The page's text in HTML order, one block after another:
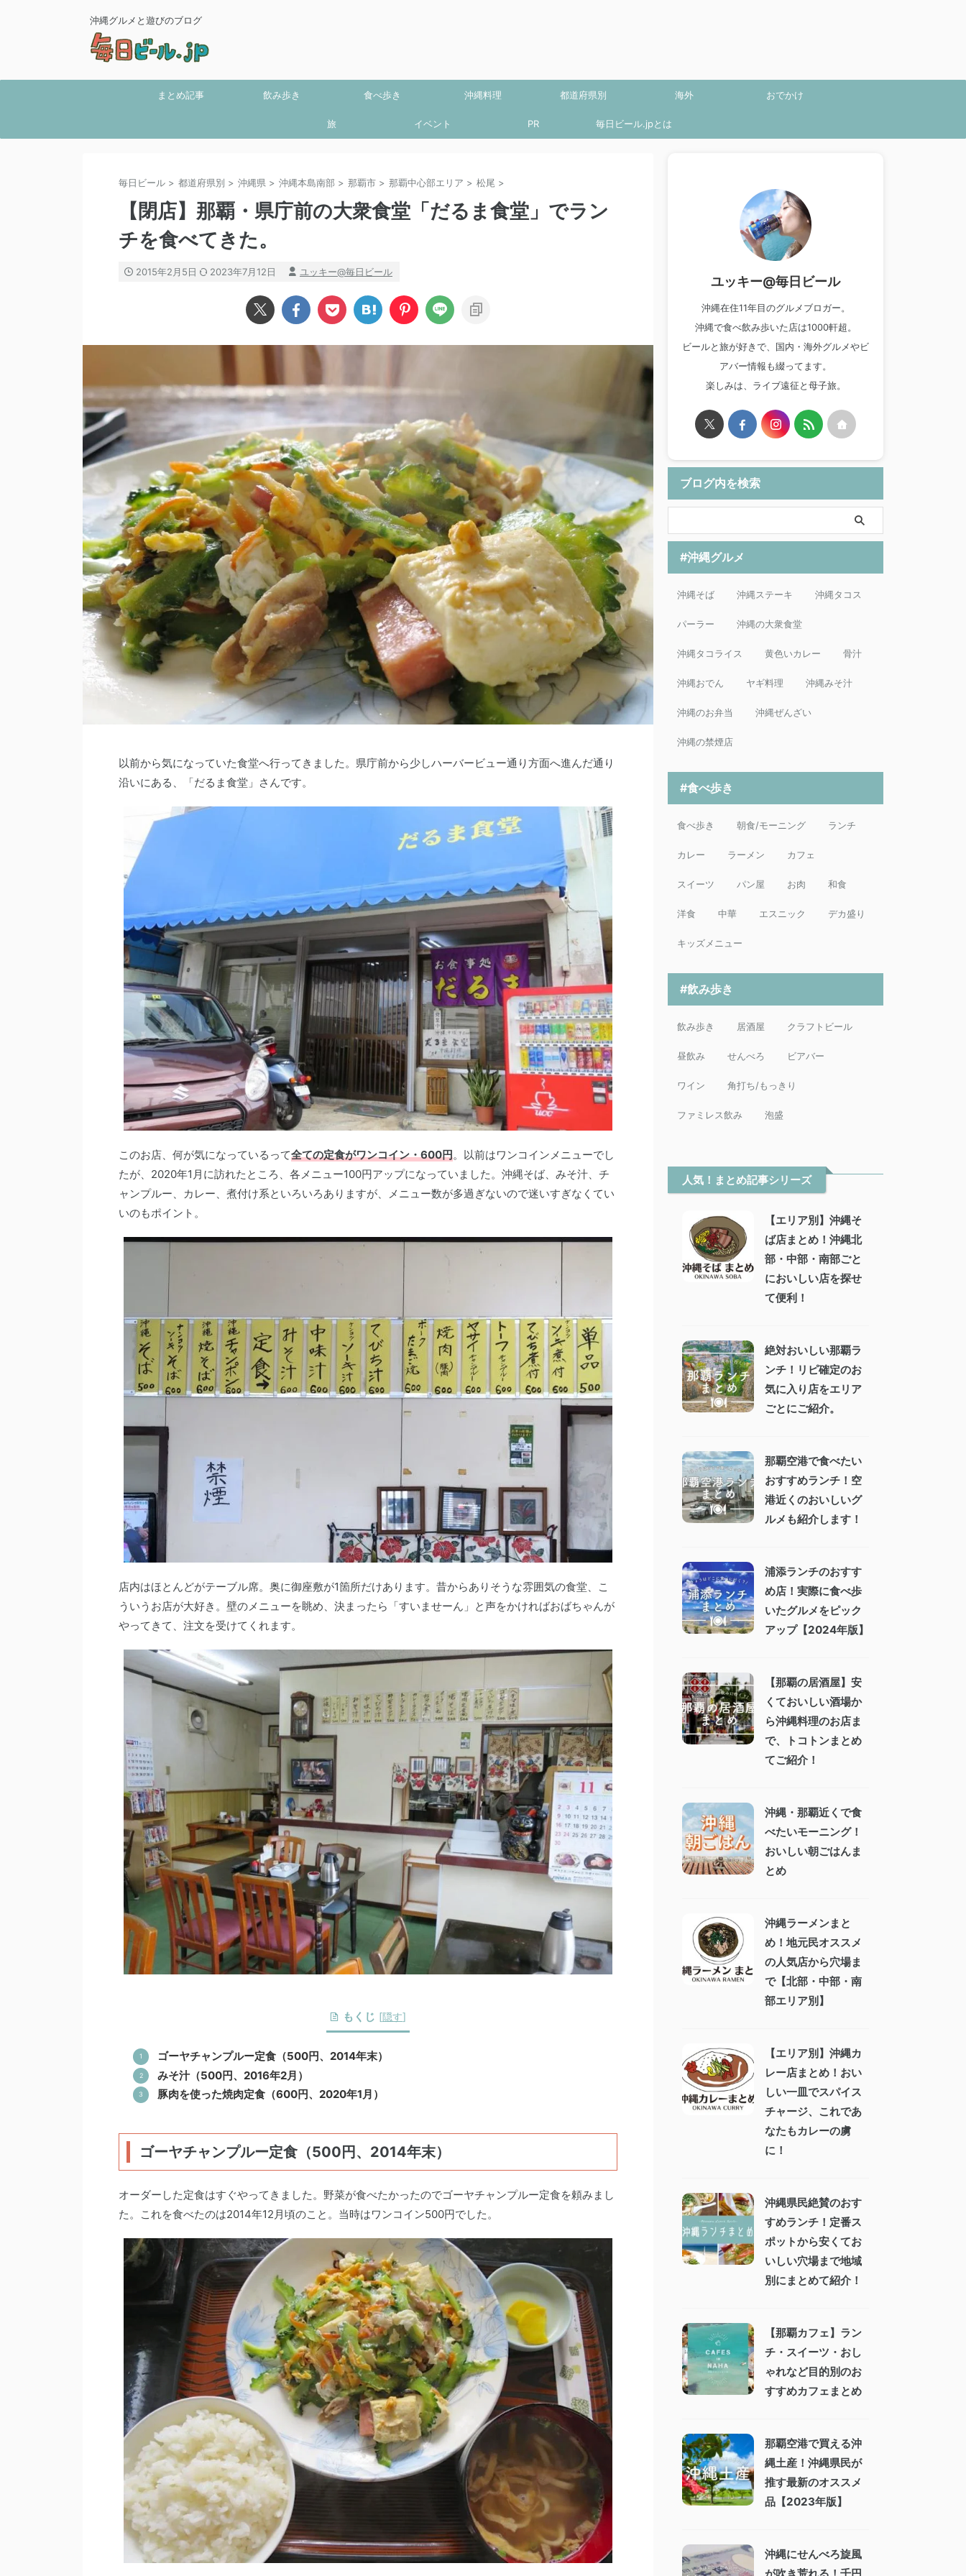
沖縄グルメと遊びのブログ
まとめ記事 飲み歩き 食べ歩き 沖縄料理 都道府県別 海外 おでかけ
旅 イベント PR 毎日ビール.jpとは
毎日ビール > 都道府県別 > 沖縄県 > 沖縄本島南部 > 那覇市 > 那覇中心部エリア > 松尾 >
【閉店】那覇・県庁前の大衆食堂「だるま食堂」でラン
チを食べてきた。
2015年2月5日 2023年7月12日 ユッキー@毎日ビール
以前から気になっていた食堂へ行ってきました。県庁前から少しハーバービュー通り方面へ進んだ通り
沿いにある、「だるま食堂」さんです。
このお店、何が気になっているって全ての定食がワンコイン・600円。以前はワンコインメニューでし
たが、2020年1月に訪れたところ、各メニュー100円アップになっていました。沖縄そば、みそ汁、チ
ャンプルー、カレー、煮付け系といろいろありますが、メニュー数が多過ぎないので迷いすぎなくてい
いのもポイント。
店内はほとんどがテーブル席。奥に御座敷が1箇所だけあります。昔からありそうな雰囲気の食堂、こ
ういうお店が大好き。壁のメニューを眺め、決まったら「すいませーん」と声をかければおばちゃんが
やってきて、注文を受けてくれます。
もくじ [隠す]
ゴーヤチャンプルー定食（500円、2014年末）
みそ汁（500円、2016年2月）
豚肉を使った焼肉定食（600円、2020年1月）
ゴーヤチャンプルー定食（500円、2014年末）
オーダーした定食はすぐやってきました。野菜が食べたかったのでゴーヤチャンプルー定食を頼みまし
た。これを食べたのは2014年12月頃のこと。当時はワンコイン500円でした。
ユッキー@毎日ビール
沖縄在住11年目のグルメブロガー。
沖縄で食べ飲み歩いた店は1000軒超。
ビールと旅が好きで、国内・海外グルメやビ
アバー情報も綴ってます。
楽しみは、ライブ遠征と母子旅。
ブログ内を検索
#沖縄グルメ
沖縄そば 沖縄ステーキ 沖縄タコス
パーラー 沖縄の大衆食堂
沖縄タコライス 黄色いカレー 骨汁
沖縄おでん ヤギ料理 沖縄みそ汁
沖縄のお弁当 沖縄ぜんざい
沖縄の禁煙店
#食べ歩き
食べ歩き 朝食/モーニング ランチ
カレー ラーメン カフェ
スイーツ パン屋 お肉 和食
洋食 中華 エスニック デカ盛り
キッズメニュー
#飲み歩き
飲み歩き 居酒屋 クラフトビール
昼飲み せんべろ ビアバー
ワイン 角打ち/もっきり
ファミレス飲み 泡盛
人気！まとめ記事シリーズ
【エリア別】沖縄そ
ば店まとめ！沖縄北
部・中部・南部ごと
においしい店を探せ
て便利！
絶対おいしい那覇ラ
ンチ！リピ確定のお
気に入り店をエリア
ごとにご紹介。
那覇空港で食べたい
おすすめランチ！空
港近くのおいしいグ
ルメも紹介します！
浦添ランチのおすす
め店！実際に食べ歩
いたグルメをピック
アップ【2024年版】
【那覇の居酒屋】安
くておいしい酒場か
ら沖縄料理のお店ま
で、トコトンまとめ
てご紹介！
沖縄・那覇近くで食
べたいモーニング！
おいしい朝ごはんま
とめ
沖縄ラーメンまと
め！地元民オススメ
の人気店から穴場ま
で【北部・中部・南
部エリア別】
【エリア別】沖縄カ
レー店まとめ！おい
しい一皿でスパイス
チャージ、これであ
なたもカレーの虜
に！
沖縄県民絶賛のおす
すめランチ！定番ス
ポットから安くてお
いしい穴場まで地域
別にまとめて紹介！
【那覇カフェ】ラン
チ・スイーツ・おし
ゃれなど目的別のお
すすめカフェまとめ
那覇空港で買える沖
縄土産！沖縄県民が
推す最新のオススメ
品【2023年版】
沖縄にせんべろ旋風